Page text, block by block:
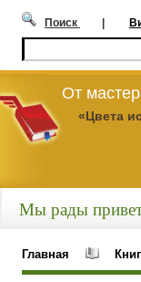
Поиск |
От
«Цвета
Мы рады
Главная